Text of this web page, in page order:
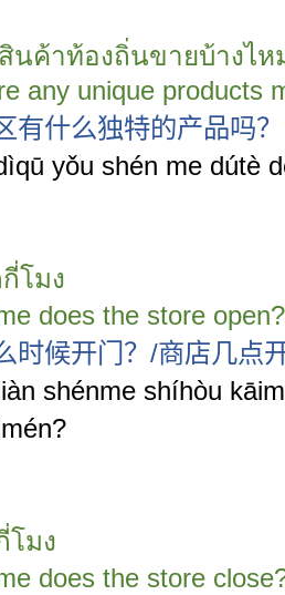
นค้าท้องถิ่นขายบ้างไห
any unique products
有什么独特的产品吗？
yǒu shén me dútè
โมง
does the store open?
时候开门？ /商店几点
shénme shíhòu
โมง
does the store